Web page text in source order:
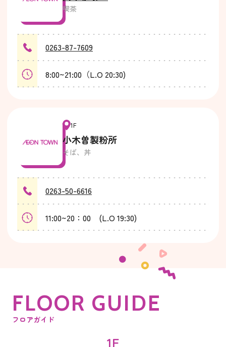
喫茶
0263-87-7609
8:00~21:00（L.O 20:30)
1F
小木曽製粉所
そば、丼
0263-50-6616
11:00~20：00 (L.O 19:30)
FLOOR GUIDE
フロアガイド
1F